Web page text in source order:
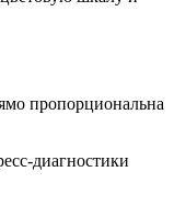
пропорциональна
диагностики